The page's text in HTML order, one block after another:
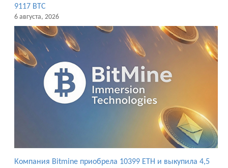
9117 BTC
6 августа, 2026
Компания Bitmine приобрела 10399 ETH и выкупила 4,5